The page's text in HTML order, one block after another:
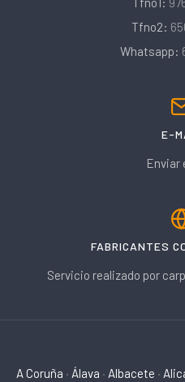
Tfno2:
Whatsapp:
E-
Enviar
FABRICANTES
Servicio realizado por
A Coruña · Álava · Albacete ·